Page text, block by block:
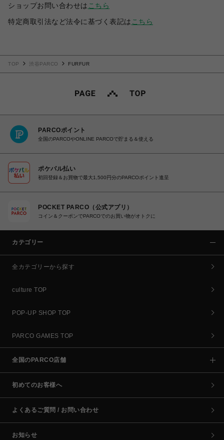
ショップお問い合わせは こちら
特定商取引法など法令に基づく表記は こちら
TOP 渋谷PARCO FURFUR
PARCOポイント
全国のPARCOやONLINE PARCOで貯まる＆使える
ポケパル払い
初回登録＆お買物で最大1,500円分のPARCOポイント進呈
POCKET PARCO（公式アプリ）
コイン＆クーポンでPARCOでのお買い物がオトクに
カテゴリー
全カテゴリーから探す
culture TOP
POP-UP SHOP TOP
PARCO GAMES TOP
全国のPARCO店舗
初めてのお客様へ
よくあるご質問 / お問い合わせ
お知らせ